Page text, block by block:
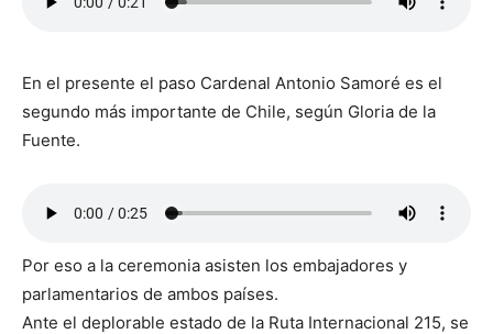
En el presente el paso Cardenal Antonio Samoré es el
segundo más importante de Chile, según Gloria de la
Fuente.
Por eso a la ceremonia asisten los embajadores y
parlamentarios de ambos países.
Ante el deplorable estado de la Ruta Internacional 215, se